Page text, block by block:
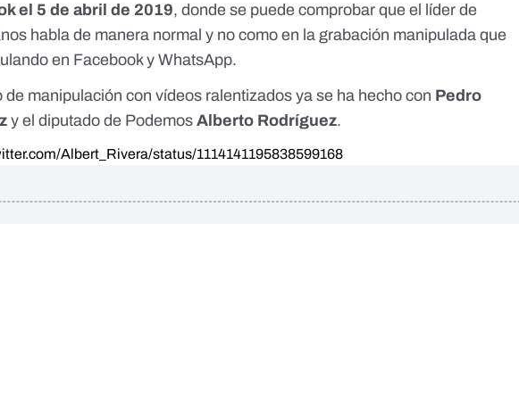
el 5 de abril de 2019, donde se puede comprobar que el líder de
habla de manera normal y no como en la grabación manipulada que
en Facebook y WhatsApp.
de manipulación con vídeos ralentizados ya se ha hecho con Pedro
y el diputado de PodemosAlberto Rodríguez.
Albert_Rivera/status/1114141195838599168